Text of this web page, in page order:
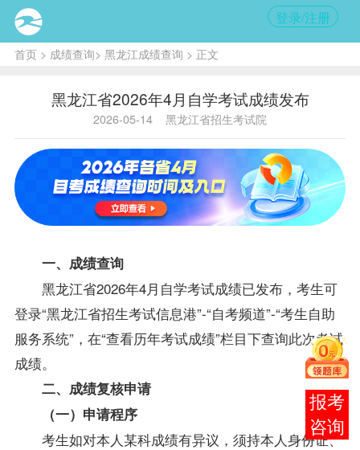
登录/注册
首页> 成绩查询> 黑龙江成绩查询 > 正文
黑龙江省2026年4月自学考试成绩发布
2026-05-14 黑龙江省招生考试院
一、成绩查询
黑龙江省2026年4月自学考试成绩已发布，考生可
登录“黑龙江省招生考试信息港”-“自考频道”-“考生自助
服务系统”，在“查看历年考试成绩”栏目下查询此次考试
成绩。
二、成绩复核申请
（一）申请程序
考生如对本人某科成绩有异议，须持本人身份证、
报考
咨询